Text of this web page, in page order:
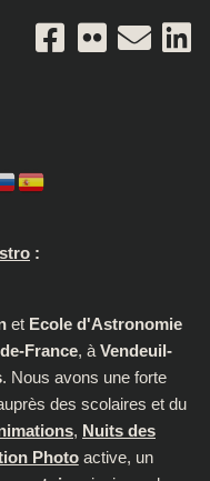
:
et Ecole d'Astronomie
France, à Vendeuil-
. Nous avons une forte
des scolaires et du
, Nuits des
Photoactive, un